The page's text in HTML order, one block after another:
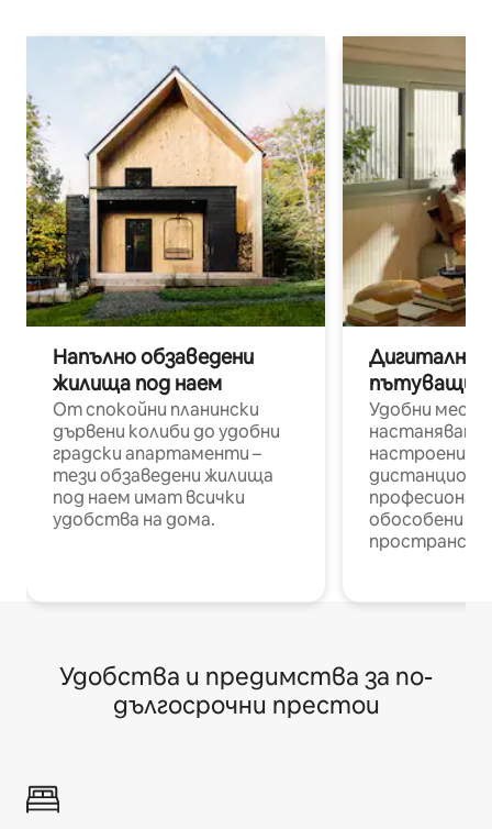
Напълно обзаведени
жилища под наем
От спокойни планински
дървени колиби до удобни
градски апартаменти –
тези обзаведени жилища
под наем имат всички
удобства на дома.
Дигитални
пътуващи
Удобни
настаняване
настроени и
обособени
Удобства и предимства за по-
дългосрочни престои